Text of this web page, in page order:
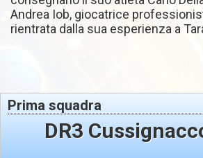
Andrea Iob, giocatrice
rientrata dalla sua esperienza a
Prima squadra
DR3